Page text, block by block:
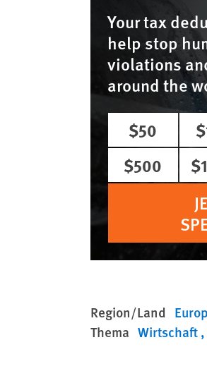
Your tax
help stop
violations
around the
$50
$500
Region/Land
Thema Wirtschaft